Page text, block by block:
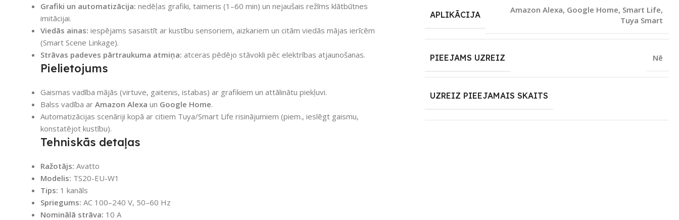
Grafiki un automatizācija: nedēļas grafiki, taimeris (1–60 min) un nejaušais režīms klātbūtnes
imitācijai.
Viedās ainas: iespējams sasaistīt ar kustību sensoriem, aizkariem un citām viedās mājas ierīcēm
(Smart Scene Linkage).
Strāvas padeves pārtraukuma atmiņa: atceras pēdējo stāvokli pēc elektrības atjaunošanas.
Pielietojums
Gaismas vadība mājās (virtuve, gaitenis, istabas) ar grafikiem un attālinātu piekļuvi.
Balss vadība ar Amazon Alexa un Google Home.
Automatizācijas scenāriji kopā ar citiem Tuya/Smart Life risinājumiem (piem., ieslēgt gaismu,
konstatējot kustību).
Tehniskās detaļas
Ražotājs: Avatto
Modelis: TS20-EU-W1
Tips: 1 kanāls
Spriegums: AC 100–240 V, 50–60 Hz
Nominālā strāva: 10 A
APLIKĀCIJA
Amazon Alexa, Google Home, Smart Life,
Tuya Smart
PIEEJAMS UZREIZ Nē
UZREIZ PIEEJAMAIS SKAITS